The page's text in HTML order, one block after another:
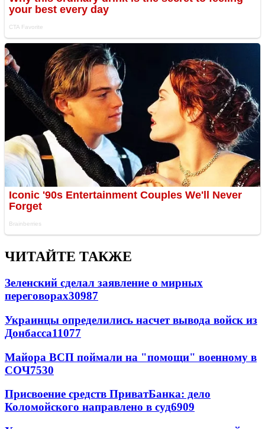
ЧИТАЙТЕ ТАКЖЕ
Зеленский сделал заявление о мирных
переговорах30987
Украинцы определились насчет вывода войск из
Донбасса11077
Майора ВСП поймали на "помощи" военному в
СОЧ7530
Присвоение средств ПриватБанка: дело
Коломойского направлено в суд6909